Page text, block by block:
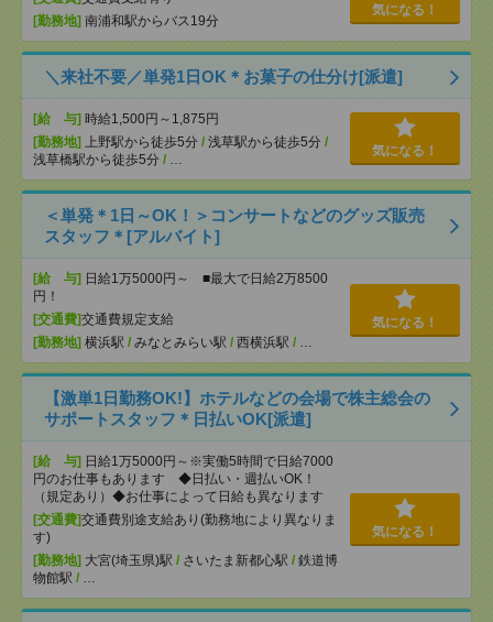
[勤務地] 南浦和駅からバス19分
気になる！
＼来社不要／単発1日OK＊お菓子の仕分け[派遣]
[給 与] 時給1,500円～1,875円
[勤務地] 上野駅から徒歩5分 / 浅草駅から徒歩5分 /
浅草橋駅から徒歩5分 / …
気になる！
＜単発＊1日～OK！＞コンサートなどのグッズ販売
スタッフ＊[アルバイト]
[給 与] 日給1万5000円～ ■最大で日給2万8500
円！
[交通費]交通費規定支給
[勤務地] 横浜駅 / みなとみらい駅 / 西横浜駅 / …
気になる！
【激単1日勤務OK!】ホテルなどの会場で株主総会の
サポートスタッフ＊日払いOK[派遣]
[給 与] 日給1万5000円～※実働5時間で日給7000
円のお仕事もあります ◆日払い・週払いOK！
（規定あり）◆お仕事によって日給も異なります
[交通費]交通費別途支給あり(勤務地により異なりま
す)
[勤務地] 大宮(埼玉県)駅 / さいたま新都心駅 / 鉄道博
物館駅 / …
気になる！